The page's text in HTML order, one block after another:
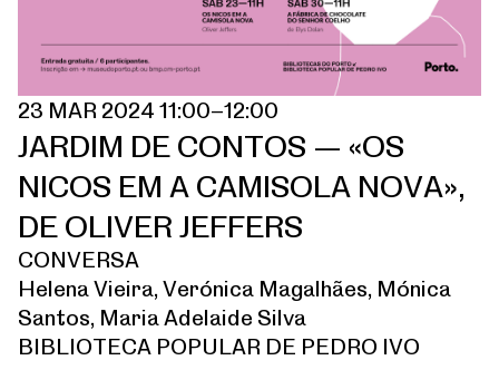
23 MAR 2024 11:00–12:00
JARDIM DE CONTOS — «OS
NICOS EM A CAMISOLA NOVA»,
DE OLIVER JEFFERS
CONVERSA
Helena Vieira, Verónica Magalhães, Mónica
Santos, Maria Adelaide Silva
BIBLIOTECA POPULAR DE PEDRO IVO